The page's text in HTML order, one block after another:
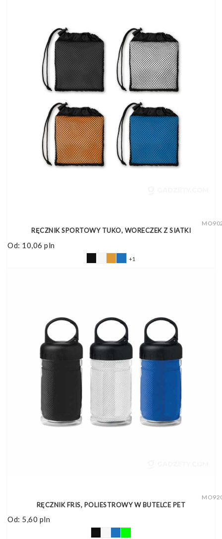
RĘCZNIK SPORTOWY TUKO, WORECZEK Z SIATKI
Od: 10,06 pln
+1
RĘCZNIK FRIS, POLIESTROWY W BUTELCE PET
Od: 5,60 pln